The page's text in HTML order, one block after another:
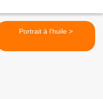
Portrait à l'huile >